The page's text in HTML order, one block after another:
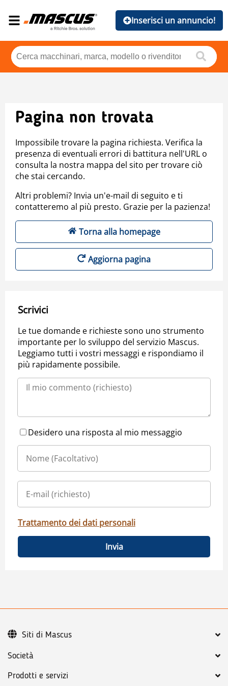
Inserisci un annuncio!
Pagina non trovata
Impossibile trovare la pagina richiesta. Verifica la
presenza di eventuali errori di battitura nell'URL o
consulta la nostra mappa del sito per trovare ciò
che stai cercando.
Altri problemi? Invia un'e-mail di seguito e ti
contatteremo al più presto. Grazie per la pazienza!
Torna alla homepage
Aggiorna pagina
Scrivici
Le tue domande e richieste sono uno strumento
importante per lo sviluppo del servizio Mascus.
Leggiamo tutti i vostri messaggi e rispondiamo il
più rapidamente possibile.
Desidero una risposta al mio messaggio
Trattamento dei dati personali
Invia
Società
Prodotti e servizi
Siti di Mascus